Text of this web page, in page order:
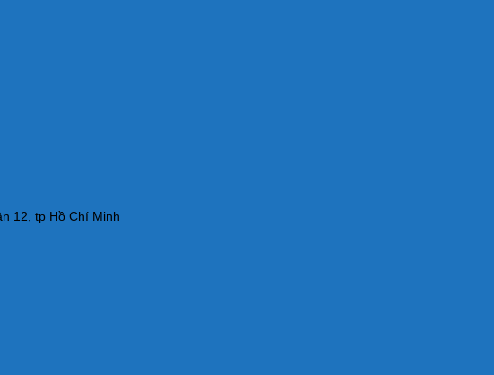
12, tp Hồ Chí Minh